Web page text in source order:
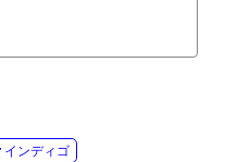
インディゴ